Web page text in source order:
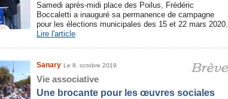
Samedi après-midi place des Poilus, Frédéric
Boccaletti a inauguré sa permanence de campagne
pour les élections municipales des 15 et 22 mars 2020.
Lire l'article
Sanary Le 8. octobre 2019
Vie associative
Une brocante pour les œuvres sociales